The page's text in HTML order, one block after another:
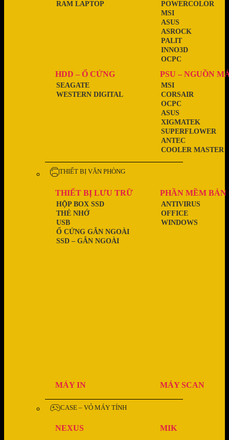
RAM LAPTOP
OCPC
INNO3D
PALIT
ASROCK
ASUS
MSI
POWERCOLOR
HDD – Ổ CỨNG
WESTERN DIGITAL
SEAGATE
PSU – NGUỒN
COOLER MASTER
ANTEC
SUPERFLOWER
XIGMATEK
ASUS
OCPC
CORSAIR
MSI
THIẾT BỊ VĂN PHÒNG
THIẾT BỊ LƯU TRỮ
SSD – GẮN NGOÀI
Ổ CỨNG GẮN NGOÀI
USB
THẺ NHỚ
HỘP BOX SSD
PHẦN MỀM BẢN
WINDOWS
OFFICE
ANTIVIRUS
MÁY IN MÁY SCAN
CASE – VỎ MÁY TÍNH
NEXUS
MIK